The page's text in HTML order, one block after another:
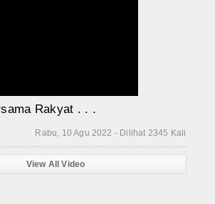
Rakyat . . .
Rabu, 10 Agu 2022 - Dilihat 2345 Kali
View All Video